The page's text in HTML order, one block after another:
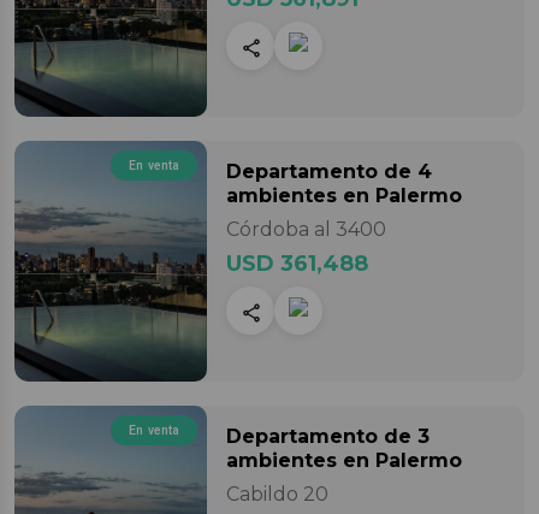
En venta Departamento de 4
ambientes en Palermo
Córdoba al 3400
USD 361,488
En venta Departamento de 3
ambientes en Palermo
Cabildo 20